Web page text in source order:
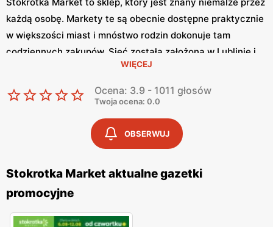
każdą osobę. Markety te są obecnie dostępne praktycznie
w większości miast i mnóstwo rodzin dokonuje tam
codziennych zakupów. Sieć została założona w Lublinie i
opiera się na polskim kapitale. Na samym początku jej
nazwa brzmiała Eden. W punktach tej sieci można znaleźć
mnóstwo artykułów spożywczych, a także gospodarstwa
Pod logiem Stokrotka Market, można znaleźć produkty
mają atrakcyjne ceny. Aby korzystać z niskich cen jakie są
tam oferowane, warto posiadać aplikację Ding, na swoim
WIĘCEJ
Ocena: 3.9 - 1011 głosów
Twoja ocena: 0.0
OBSERWUJ
Stokrotka Market aktualne gazetki
promocyjne